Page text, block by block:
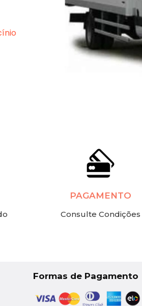
PAGAMENTO
Consulte Condições
Formas de Pagamento